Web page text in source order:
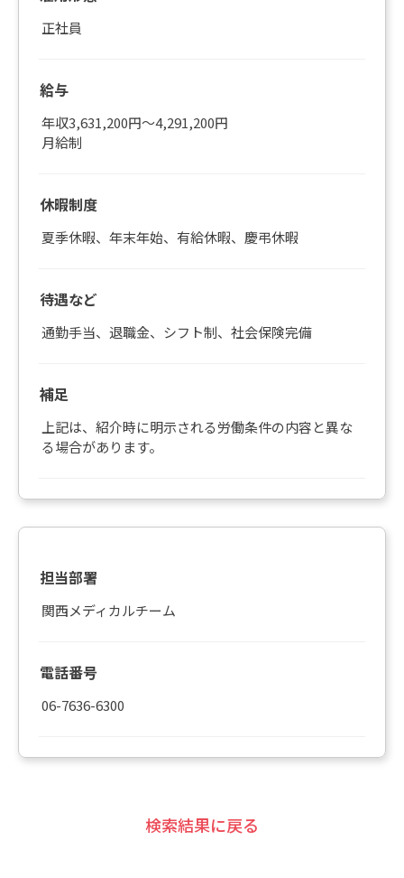
正社員
給与
年収3,631,200円～4,291,200円
月給制
休暇制度
夏季休暇、年末年始、有給休暇、慶弔休暇
待遇など
通勤手当、退職金、シフト制、社会保険完備
補足
上記は、紹介時に明示される労働条件の内容と異な
る場合があります。
担当部署
関西メディカルチーム
電話番号
06-7636-6300
検索結果に戻る